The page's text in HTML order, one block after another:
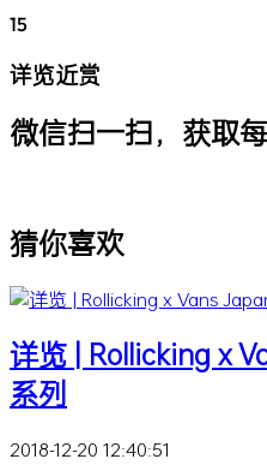
15
详览近赏
微信扫一扫，获取
猜你喜欢
详览 | Rollicking x
系列
2018-12-20 12:40:51